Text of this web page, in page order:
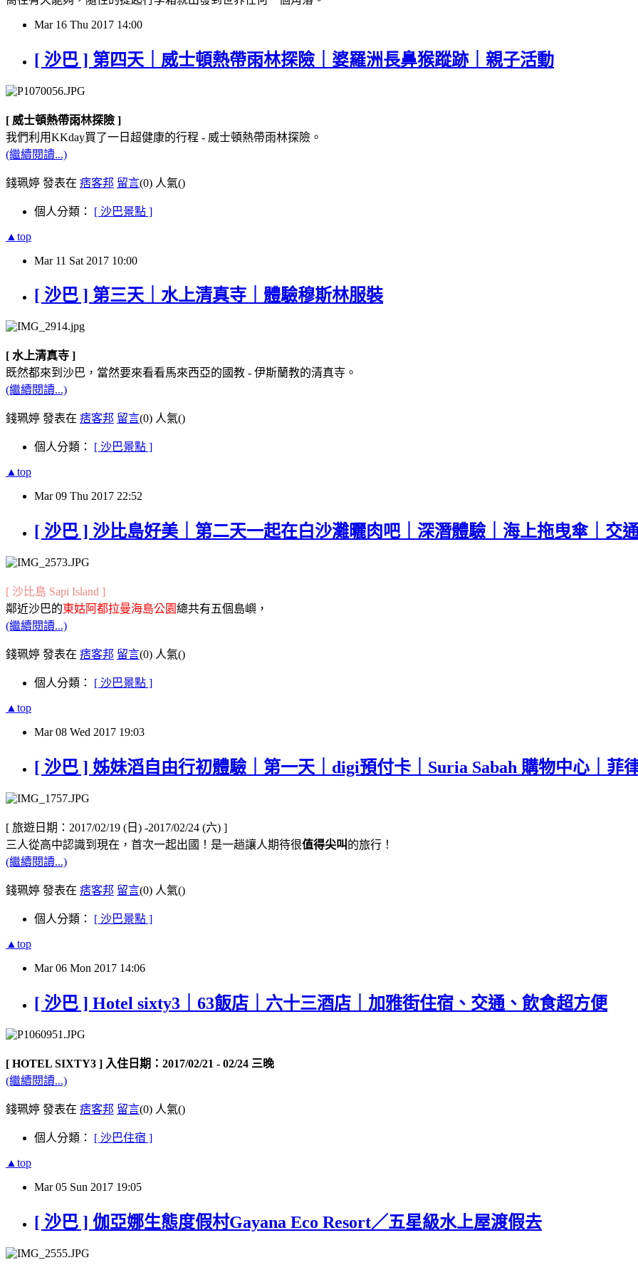
Mar 16 Thu 2017 14:00
[ 沙巴 ] 第四天｜威士頓熱帶雨林探險｜婆羅洲長鼻猴蹤跡｜親子活動
[ 威士頓熱帶雨林探險 ]
我們利用KKday買了一日超健康的行程 - 威士頓熱帶雨林探險。
(繼續閱讀...)
錢珮婷 發表在 痞客邦 留言(0) 人氣()
個人分類： [ 沙巴景點 ]
▲top
Mar 11 Sat 2017 10:00
[ 沙巴 ] 第三天｜水上清真寺｜體驗穆斯林服裝
[ 水上清真寺 ]
既然都來到沙巴，當然要來看看馬來西亞的國教 - 伊斯蘭教的清真寺。
(繼續閱讀...)
錢珮婷 發表在 痞客邦 留言(0) 人氣()
個人分類： [ 沙巴景點 ]
▲top
Mar 09 Thu 2017 22:52
[ 沙巴 ] 沙比島好美｜第二天一起在白沙灘曬肉吧｜深潛體驗｜海上拖曳傘｜交
[ 沙比島 Sapi Island ]
鄰近沙巴的東姑阿都拉曼海島公園總共有五個島嶼，
(繼續閱讀...)
錢珮婷 發表在 痞客邦 留言(0) 人氣()
個人分類： [ 沙巴景點 ]
▲top
Mar 08 Wed 2017 19:03
[ 沙巴 ] 姊妹滔自由行初體驗｜第一天｜digi預付卡｜Suria Sabah 購物中心｜菲
[ 旅遊日期：2017/02/19 (日) -2017/02/24 (六) ]
三人從高中認識到現在，首次一起出國！是一趟讓人期待很值得尖叫 的旅行！
(繼續閱讀...)
錢珮婷 發表在 痞客邦 留言(0) 人氣()
個人分類： [ 沙巴景點 ]
▲top
Mar 06 Mon 2017 14:06
[ 沙巴 ] Hotel sixty3｜63飯店｜六十三酒店｜加雅街住宿、交通、飲食超方便
[ HOTEL SIXTY3 ] 入住日期： 2017/02/21 - 02/24 三晚
(繼續閱讀...)
錢珮婷 發表在 痞客邦 留言(0) 人氣()
個人分類： [ 沙巴住宿 ]
▲top
Mar 05 Sun 2017 19:05
[ 沙巴 ] 伽亞娜生態度假村Gayana Eco Resort／五星級水上屋渡假去